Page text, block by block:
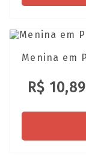
Menina em
R$ 10,89